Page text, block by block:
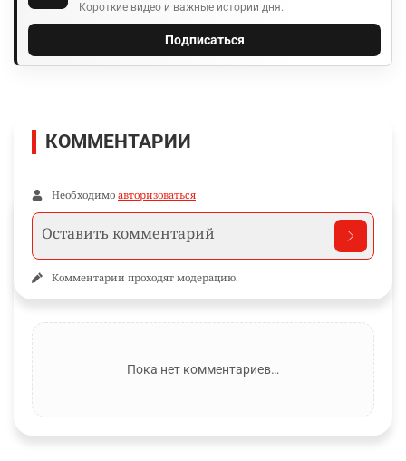
Короткие видео и важные истории дня.
Подписаться
КОММЕНТАРИИ
Необходимо авторизоваться
Комментарии проходят модерацию.
Пока нет комментариев…